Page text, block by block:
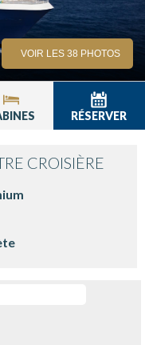
VOIR LES 38 PHOTOS
RÉSERVER
CROISIÈRE